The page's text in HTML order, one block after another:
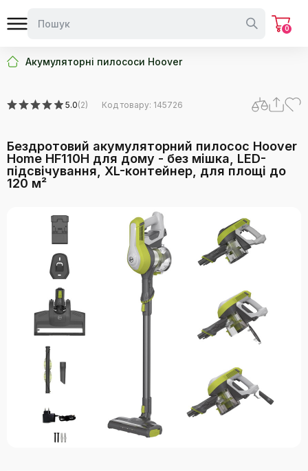
0
Акумуляторні пилососи Hoover
5.0(2) Код товару: 145726
Бездротовий акумуляторний пилосос Hoover
Home HF110H для дому - без мішка, LED-
підсвічування, XL-контейнер, для площі до
120 м²